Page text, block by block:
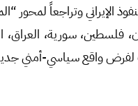
الإيراني وتراجعاً
فلسطين، سورية،
واقع سياسي-أمني جديد